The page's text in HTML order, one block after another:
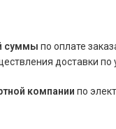
суммы по оплате
доставки
компании по